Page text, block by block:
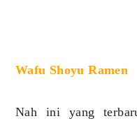
Wafu Shoyu Ramen
Nah ini yang